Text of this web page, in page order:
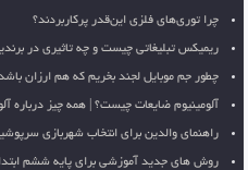
چرا توری‌های فلزی این‌قدر پرکاربردند؟
ریمیکس تبلیغاتی چیست و چه تاثیری در
چطور جم موبایل لجند بخریم که هم ارزان
آلومینیوم ضایعات چیست؟ | همه چیز درباره
راهنمای والدین برای انتخاب شهربازی
روش های جدید آموزشی برای پایه ششم